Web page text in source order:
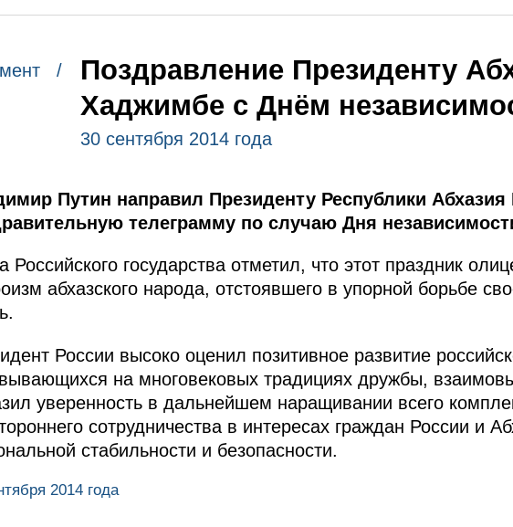
/
Поздравление Президенту
Хаджимбе с Днём
30 сентября 2014 года
Путин направил Президенту Республики
телеграмму по случаю Дня
Российского государства отметил, что этот праздник
абхазского народа, отстоявшего в упорной борьбе
России высоко оценил позитивное развитие
на многовековых традициях дружбы,
уверенность в дальнейшем наращивании всего
сотрудничества в интересах граждан России и
стабильности и безопасности.
2014 года